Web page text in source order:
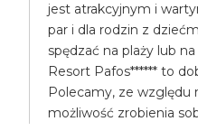
jest atrakcyjnym i
par i dla rodzin z
spędzać na plaży lub
Resort Pafos****** to
Polecamy, ze względu
możliwość zrobienia